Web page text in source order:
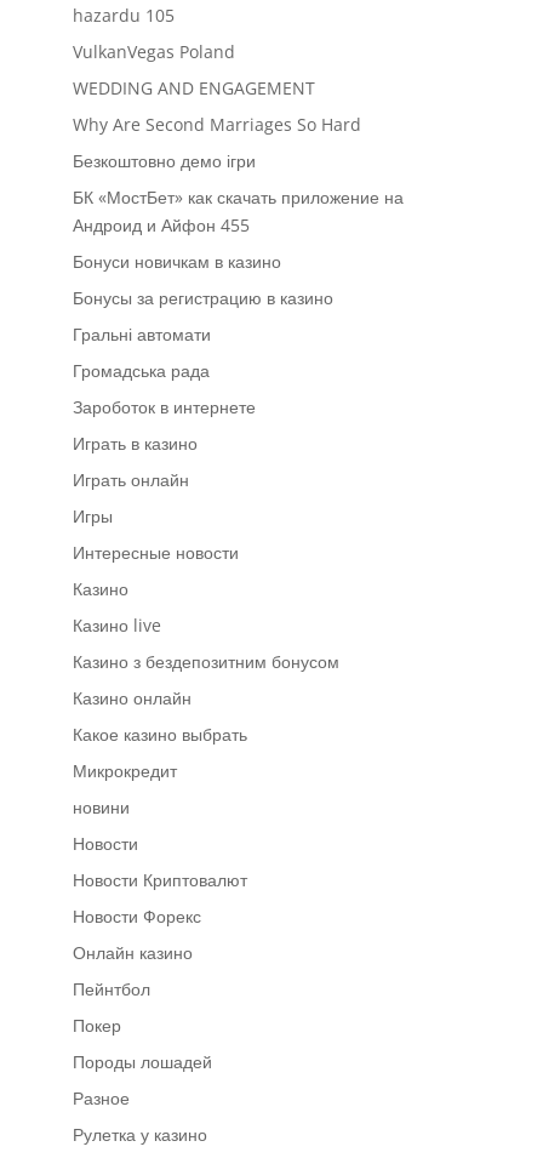
hazardu 105
VulkanVegas Poland
WEDDING AND ENGAGEMENT
Why Are Second Marriages So Hard
Безкоштовно демо ігри
БК «МостБет» как скачать приложение на
Андроид и Айфон 455
Бонуси новичкам в казино
Бонусы за регистрацию в казино
Гральні автомати
Громадська рада
Зароботок в интернете
Играть в казино
Играть онлайн
Игры
Интересные новости
Казино
Казино live
Казино з бездепозитним бонусом
Казино онлайн
Какое казино выбрать
Микрокредит
новини
Новости
Новости Криптовалют
Новости Форекс
Онлайн казино
Пейнтбол
Покер
Породы лошадей
Разное
Рулетка у казино